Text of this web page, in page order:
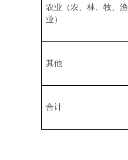
农业（农、林、牧、渔
业）
其他
合计